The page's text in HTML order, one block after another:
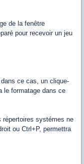
de la fenêtre
pour recevoir un jeu
ce cas, un clique-
le formatage dans ce
répertoires systémes ne
ou Ctrl+P, permettra